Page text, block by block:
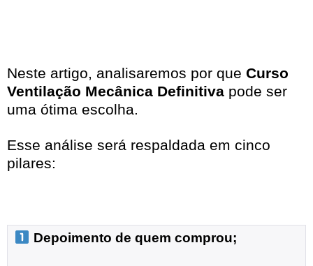
Neste artigo, analisaremos por que Curso
Ventilação Mecânica Definitiva pode ser
uma ótima escolha.
Esse análise será respaldada em cinco
pilares:
Depoimento de quem comprou;